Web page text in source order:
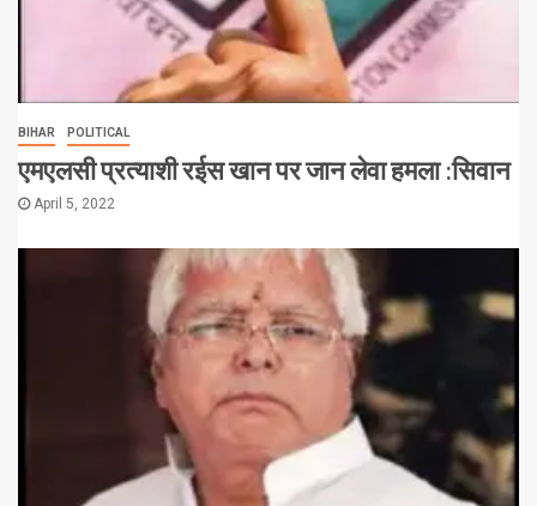
BIHAR POLITICAL
एमएलसी प्रत्याशी रईस खान पर जान लेवा हमला :सिवान
April 5, 2022